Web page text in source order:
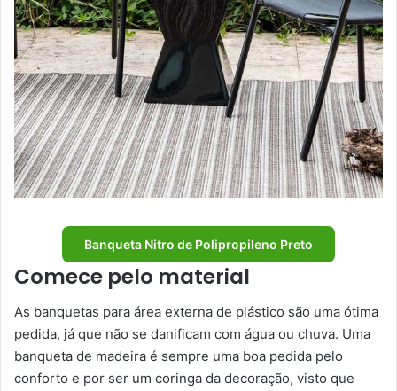
Banqueta Nitro de Polipropileno Preto
Comece pelo material
As banquetas para área externa de plástico são uma ótima
pedida, já que não se danificam com água ou chuva. Uma
banqueta de madeira é sempre uma boa pedida pelo
conforto e por ser um coringa da decoração, visto que